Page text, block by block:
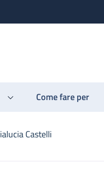
Come fare per
Castelli